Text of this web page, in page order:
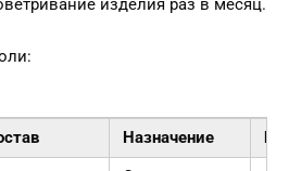
изделия раз в месяц.
Назначение